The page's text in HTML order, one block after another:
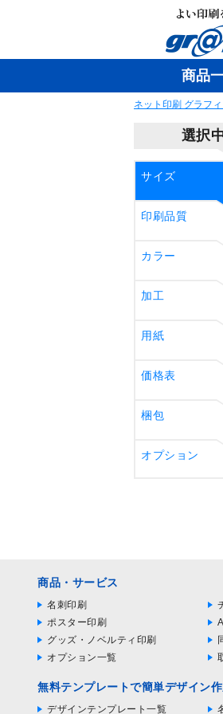
商品
ネット印刷 グラフ
選択
サイズ
印刷品質
カラー
加工
用紙
価格表
梱包
オプション
商品・サービス
名刺印刷
ポスター印刷
グッズ・ノベルティ印刷
オプション一覧
無料テンプレートで簡単デザイン
デザインテンプレート一覧